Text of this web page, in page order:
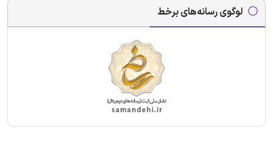
لوگوی رسانه‌های برخط